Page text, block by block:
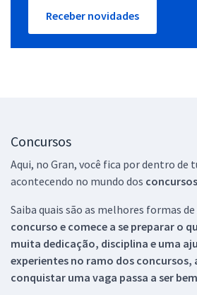
Receber novidades
Concursos
Aqui, no Gran, você fica por dentro de
acontecendo no mundo dos
Saiba quais são as melhores formas de
concurso e comece a se preparar o
muita dedicação, disciplina e uma
experientes no ramo dos concursos,
conquistar uma vaga passa a ser